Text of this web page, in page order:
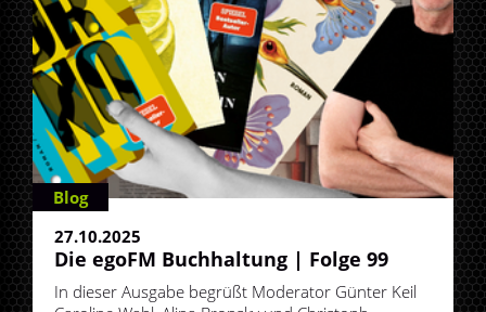
Blog
27.10.2025
Die egoFM Buchhaltung | Folge 99
In dieser Ausgabe begrüßt Moderator Günter Keil